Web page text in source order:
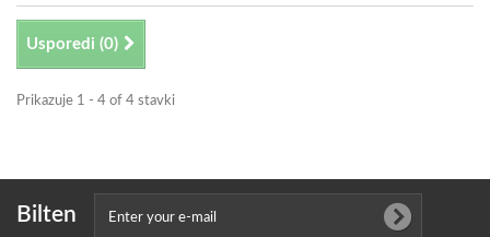
Usporedi (0)
Prikazuje 1 - 4 of 4 stavki
Bilten